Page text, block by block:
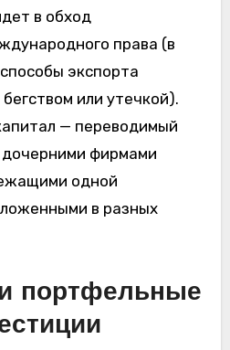
в обход
права (в
экспорта
или утечкой).
— переводимый
фирмами
одной
в разных
портфельные